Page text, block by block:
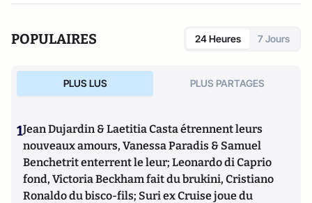
POPULAIRES 24 Heures 7 Jours
PLUS LUS PLUS PARTAGES
1Jean Dujardin & Laetitia Casta étrennent leurs
nouveaux amours, Vanessa Paradis & Samuel
Benchetrit enterrent le leur; Leonardo di Caprio
fond, Victoria Beckham fait du brukini, Cristiano
Ronaldo du bisco-fils; Suri ex Cruise joue du